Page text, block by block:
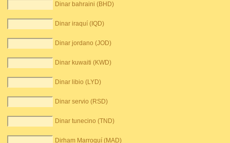
Dinar bahraini (BHD)
Dinar iraquí (IQD)
Dinar jordano (JOD)
Dinar kuwaiti (KWD)
Dinar libio (LYD)
Dinar servio (RSD)
Dinar tunecino (TND)
Dirham Marroquí (MAD)